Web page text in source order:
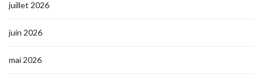
juillet 2026
juin 2026
mai 2026